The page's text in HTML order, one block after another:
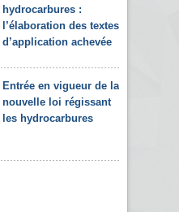
hydrocarbures :
l’élaboration des textes
d’application achevée
Entrée en vigueur de la
nouvelle loi régissant
les hydrocarbures